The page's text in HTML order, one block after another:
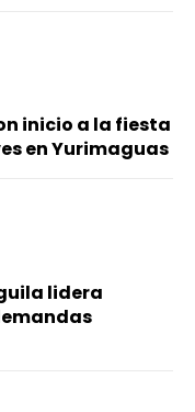
inicio a la fiesta
en Yurimaguas
lidera